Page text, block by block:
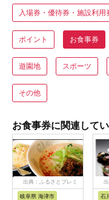
入場券・優待券・施設利用
ポイント お食事券
遊園地 スポーツ
その他
お食事券に関連して
出典：ふるさとプレミ
アム
岐阜県 海津市
石